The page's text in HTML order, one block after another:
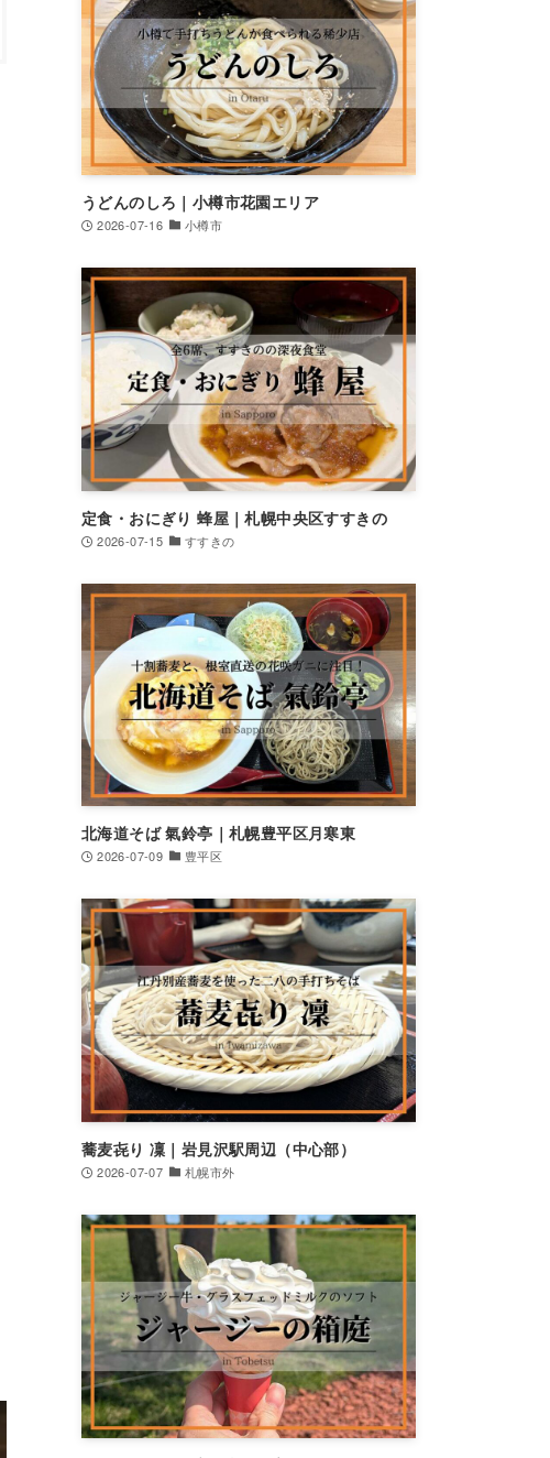
うどんのしろ｜小樽市花園エリア
2026-07-16 小樽市
定食・おにぎり 蜂屋｜札幌中央区すすきの
2026-07-15 すすきの
北海道そば 氣鈴亭｜札幌豊平区月寒東
2026-07-09 豊平区
蕎麦㐂り 凜｜岩見沢駅周辺（中心部）
2026-07-07 札幌市外